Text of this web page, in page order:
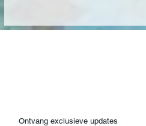
Ontvang exclusieve updates